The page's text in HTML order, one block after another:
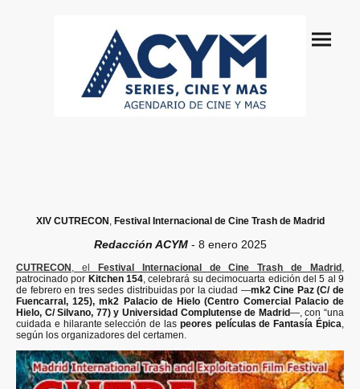
XIV CUTRECON , Festival Internacional de Cine Trash de Madrid
Redacción ACYM - 8 enero 2025
CUTRECON , el Festival Internacional de Cine Trash de Madrid ,
patrocinado por Kitchen 154, celebrará su decimocuarta edición del 5 al 9
de febrero en tres sedes distribuidas por la ciudad —mk2 Cine Paz (C/ de
Fuencarral, 125), mk2 Palacio de Hielo (Centro Comercial Palacio de
Hielo, C/ Silvano, 77) y Universidad Complutense de Madrid—, con “una
cuidada e hilarante selección de las peores películas de Fantasía Épica,
según los organizadores del certamen.